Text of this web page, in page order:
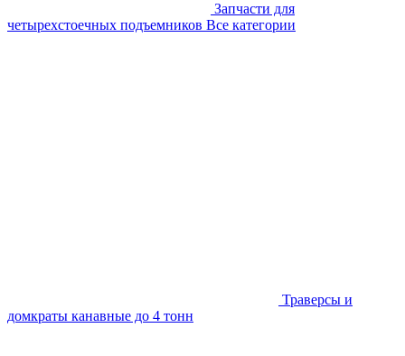
Запчасти для
четырехстоечных подъемников Все категории
Траверсы и
домкраты канавные до 4 тонн